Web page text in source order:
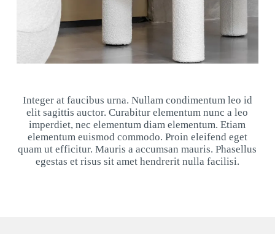
Integer at faucibus urna. Nullam condimentum leo id
elit sagittis auctor. Curabitur elementum nunc a leo
imperdiet, nec elementum diam elementum. Etiam
elementum euismod commodo. Proin eleifend eget
quam ut efficitur. Mauris a accumsan mauris. Phasellus
egestas et risus sit amet hendrerit nulla facilisi.